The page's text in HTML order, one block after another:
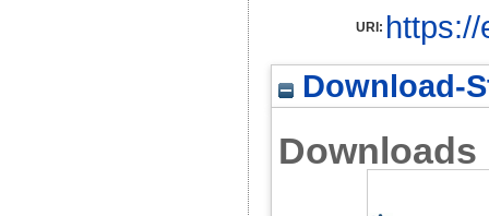
URI:
Download-
Downloads